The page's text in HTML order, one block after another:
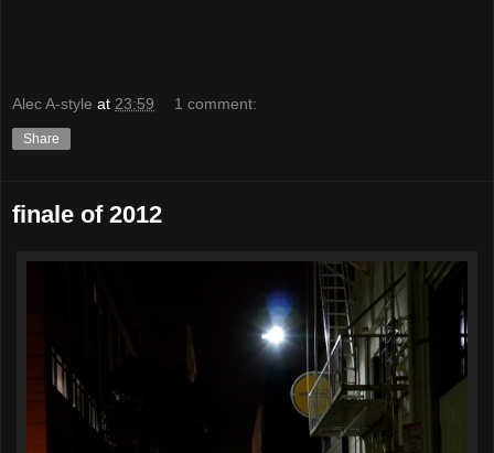
Alec A-style at 23:59 1 comment:
Share
finale of 2012